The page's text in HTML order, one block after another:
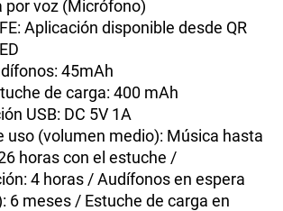
por voz (Micrófono)
Aplicación disponible desde QR
45mAh
de carga: 400 mAh
USB: DC 5V 1A
uso (volumen medio): Música hasta
horas con el estuche /
4 horas / Audífonos en espera
6 meses / Estuche de carga en